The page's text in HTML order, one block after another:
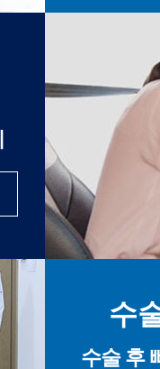
수
수술 후